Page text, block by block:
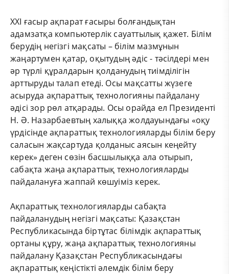
ХХІ ғасыр ақпарат ғасыры болғандықтан
адамзатқа компьютерлік сауаттылық қажет. Білім
берудің негізгі мақсаты – білім мазмұнын
жаңартумен қатар, оқытудың әдіс - тәсілдері мен
әр түрлі құралдарын қолданудың тиімділігін
арттыруды талап етеді. Осы мақсатты жүзеге
асыруда ақпараттық технологияны пайдалану
әдісі зор рөл атқарады. Осы орайда ел Президенті
Н. Ә. Назарбаевтың халыққа жолдауындағы «оқу
үрдісінде ақпараттық технологияларды білім беру
саласын жақсартуда қолданыс аясын кеңейту
керек» деген сөзін басшылыққа ала отырып,
сабақта жаңа ақпараттық технологияларды
пайдалануға жаппай көшуіміз керек.
Ақпараттық технологияларды сабақта
пайдаланудың негізгі мақсаты: Қазақстан
Республикасында біртұтас білімдік ақпараттық
ортаны құру, жаңа ақпараттық технологияны
пайдалану Қазақстан Республикасындағы
ақпараттық кеңістікті әлемдік білім беру